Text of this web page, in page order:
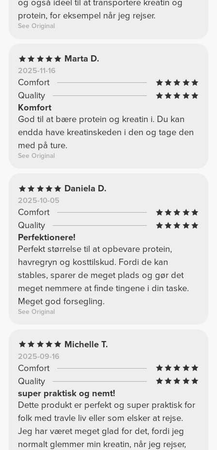
og også ideel til at transportere kreatin og
protein, for eksempel når jeg rejser.
See Original
Marta D.
2025-11-16
Comfort
Quality
Komfort
God til at bære protein og kreatin i. Du kan
endda have kreatinskeden i den og tage den
med på ture.
See Original
Daniela D.
2025-10-05
Comfort
Quality
Perfektionere!
Perfekt størrelse til at opbevare protein,
havregryn og kosttilskud. Fordi de kan
stables, sparer de meget plads og gør det
meget nemmere at finde tingene i din taske.
Meget god forsegling.
See Original
Michelle T.
2025-09-16
Comfort
Quality
super praktisk og nemt!
Dette produkt er perfekt og super praktisk for
folk med travle liv eller som elsker at rejse.
Jeg har været meget glad for det, fordi jeg
normalt glemmer min kreatin, når jeg rejser,